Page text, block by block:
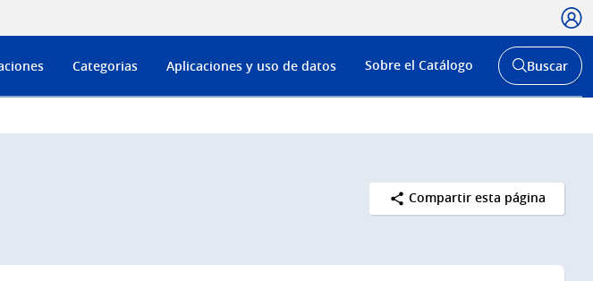
Menú
de
Categorias Aplicaciones y uso de datos Sobre el Catálogo
Abrir
buscador
Buscar
Compartir esta página